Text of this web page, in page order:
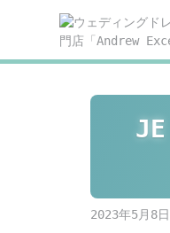
2023年5月8日